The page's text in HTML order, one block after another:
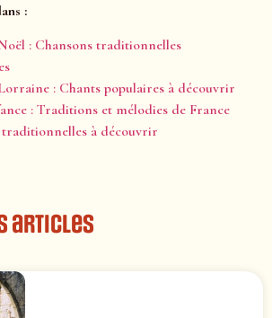
:
: Chansons traditionnelles
: Chants populaires à découvrir
: Traditions et mélodies de France
traditionnelles à découvrir
articles